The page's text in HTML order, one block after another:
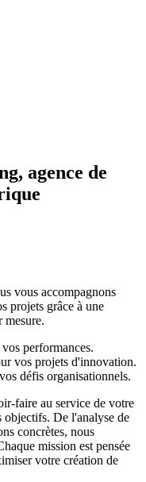
agence de
vous accompagnons
projets grâce à une
mesure.
performances.
vos projets d'innovation.
défis organisationnels.
faire au service de votre
objectifs. De l'analyse de
concrètes, nous
mission est pensée
votre création de